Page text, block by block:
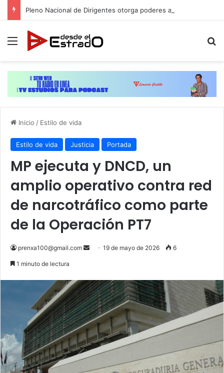
Menú
Inicio / Estilo de vida
Estilo de vida Justicia Portada
MP ejecuta y DNCD, un
amplio operativo contra red
de narcotráfico como parte
de la Operación PT7
prenxa100@gmail.com
Send19 de mayo de 2026 6
1 minuto de lectura